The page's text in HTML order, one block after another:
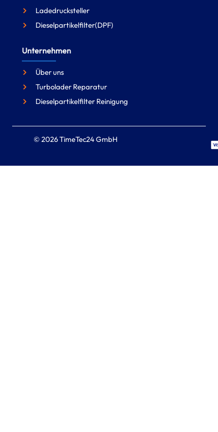
Ladedrucksteller
Dieselpartikelfilter(DPF)
Unternehmen
Über uns
Turbolader Reparatur
Dieselpartikelfilter Reinigung
© 2026 TimeTec24 GmbH